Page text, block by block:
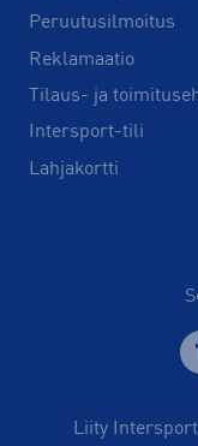
Peruutusilmoitus
Reklamaatio
Tilaus- ja
Intersport-tili
Lahjakortti
Liity